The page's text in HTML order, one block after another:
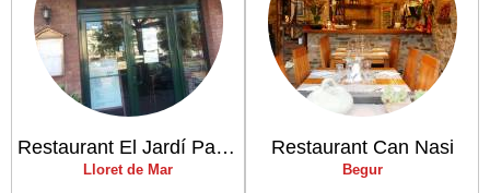
Restaurant El Jardí Parrilla
Lloret de Mar
Restaurant Can Nasi
Begur